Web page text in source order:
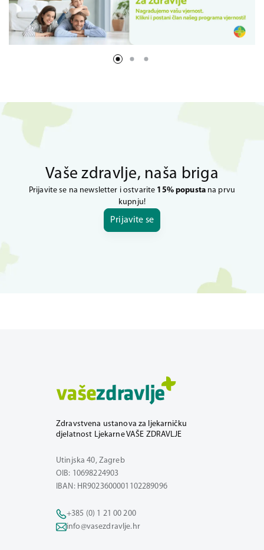
Vaše zdravlje, naša briga
Prijavite se na newsletter i ostvarite 15% popustana prvu
kupnju!
Prijavite se
Zdravstvena ustanova za ljekarničku
djelatnost Ljekarne VAŠE ZDRAVLJE
Utinjska 40, Zagreb
OIB: 10698224903
IBAN: HR9023600001102289096
+385 (0) 1 21 00 200
info@vasezdravlje.hr